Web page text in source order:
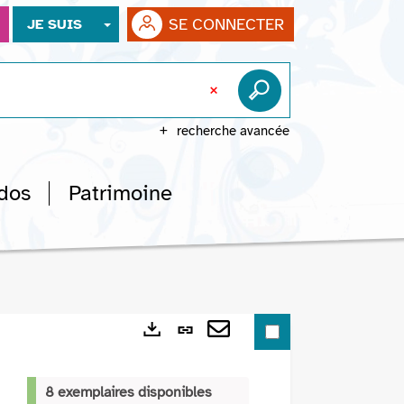
JE SUIS SE CONNECTER
recherche avancée
Patrimoine
Lien
(Nouvelle
8 exemplaires disponibles